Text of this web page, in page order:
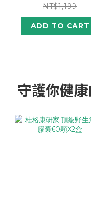
NT$1,199
ADD TO CART
守護你健康